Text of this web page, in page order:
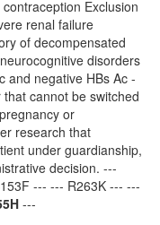
Exclusion
renal failure
of decompensated
disorders
and negative HBs Ac -
cannot be switched
or
research that
under guardianship,
decision. ---
--- --- R263K --- ---
---